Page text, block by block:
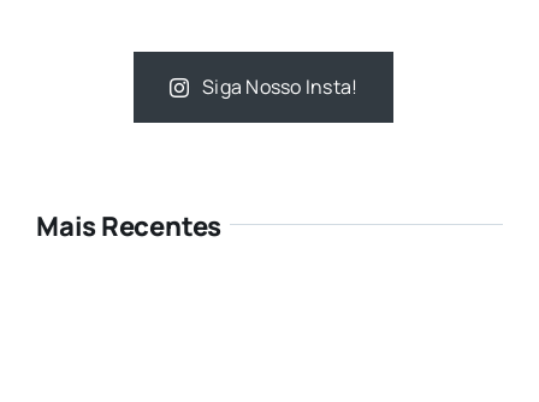
Siga Nosso Insta!
Mais Recentes